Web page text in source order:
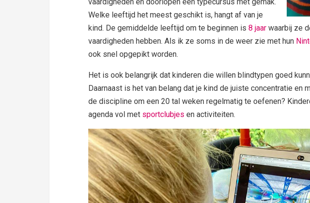
vaardigheden en doorlopen een typecursus met gemak.
Welke leeftijd het meest geschikt is, hangt af van je
kind. De gemiddelde leeftijd om te beginnen is 8 jaar waarbij ze
vaardigheden hebben. Als ik ze soms in de weer zie met hun
ook snel opgepikt worden.
Het is ook belangrijk dat kinderen die willen blindtypen goed
Daarnaast is het van belang dat je kind de juiste concentratie en
de discipline om een 20 tal weken regelmatig te oefenen?
agenda vol met sportclubjes en activiteiten.